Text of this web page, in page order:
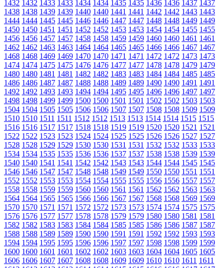
1432 1432 1433 1433 1434 1434 1435 1435 1436 1436 1437 1437
1438 1438 1439 1439 1440 1440 1441 1441 1442 1442 1443 1443
1444 1444 1445 1445 1446 1446 1447 1447 1448 1448 1449 1449
1450 1450 1451 1451 1452 1452 1453 1453 1454 1454 1455 1455
1456 1456 1457 1457 1458 1458 1459 1459 1460 1460 1461 1461
1462 1462 1463 1463 1464 1464 1465 1465 1466 1466 1467 1467
1468 1468 1469 1469 1470 1470 1471 1471 1472 1472 1473 1473
1474 1474 1475 1475 1476 1476 1477 1477 1478 1478 1479 1479
1480 1480 1481 1481 1482 1482 1483 1483 1484 1484 1485 1485
1486 1486 1487 1487 1488 1488 1489 1489 1490 1490 1491 1491
1492 1492 1493 1493 1494 1494 1495 1495 1496 1496 1497 1497
1498 1498 1499 1499 1500 1500 1501 1501 1502 1502 1503 1503
1504 1504 1505 1505 1506 1506 1507 1507 1508 1508 1509 1509
1510 1510 1511 1511 1512 1512 1513 1513 1514 1514 1515 1515
1516 1516 1517 1517 1518 1518 1519 1519 1520 1520 1521 1521
1522 1522 1523 1523 1524 1524 1525 1525 1526 1526 1527 1527
1528 1528 1529 1529 1530 1530 1531 1531 1532 1532 1533 1533
1534 1534 1535 1535 1536 1536 1537 1537 1538 1538 1539 1539
1540 1540 1541 1541 1542 1542 1543 1543 1544 1544 1545 1545
1546 1546 1547 1547 1548 1548 1549 1549 1550 1550 1551 1551
1552 1552 1553 1553 1554 1554 1555 1555 1556 1556 1557 1557
1558 1558 1559 1559 1560 1560 1561 1561 1562 1562 1563 1563
1564 1564 1565 1565 1566 1566 1567 1567 1568 1568 1569 1569
1570 1570 1571 1571 1572 1572 1573 1573 1574 1574 1575 1575
1576 1576 1577 1577 1578 1578 1579 1579 1580 1580 1581 1581
1582 1582 1583 1583 1584 1584 1585 1585 1586 1586 1587 1587
1588 1588 1589 1589 1590 1590 1591 1591 1592 1592 1593 1593
1594 1594 1595 1595 1596 1596 1597 1597 1598 1598 1599 1599
1600 1600 1601 1601 1602 1602 1603 1603 1604 1604 1605 1605
1606 1606 1607 1607 1608 1608 1609 1609 1610 1610 1611 1611